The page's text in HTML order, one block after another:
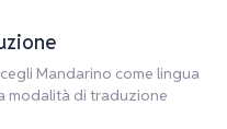
Mandarino come lingua
modalità di traduzione